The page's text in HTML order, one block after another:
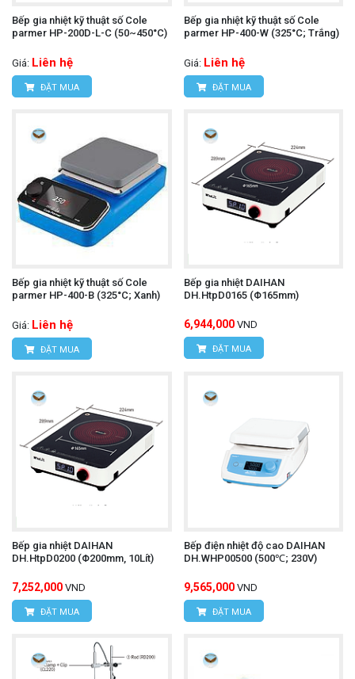
Bếp gia nhiệt kỹ thuật số Cole
parmer HP-200D-L-C (50~450°C)
Giá: Liên hệ
ĐẶT MUA
Bếp gia nhiệt kỹ thuật số Cole
parmer HP-400-W (325°C; Trắng)
Giá: Liên hệ
ĐẶT MUA
Bếp gia nhiệt kỹ thuật số Cole
parmer HP-400-B (325°C; Xanh)
Giá: Liên hệ
ĐẶT MUA
Bếp gia nhiệt DAIHAN
DH.HtpD0165 (Φ165mm)
6,944,000 VND
ĐẶT MUA
Bếp gia nhiệt DAIHAN
DH.HtpD0200 (Φ200mm, 10Lít)
7,252,000 VND
ĐẶT MUA
Bếp điện nhiệt độ cao DAIHAN
DH.WHP00500 (500℃; 230V)
9,565,000 VND
ĐẶT MUA